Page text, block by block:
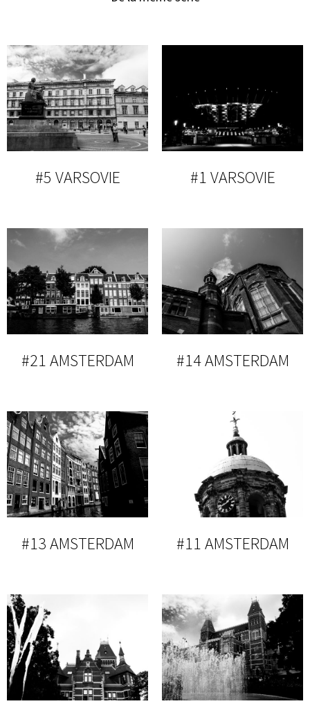
#5 VARSOVIE #1 VARSOVIE
#21 AMSTERDAM #14 AMSTERDAM
#13 AMSTERDAM #11 AMSTERDAM